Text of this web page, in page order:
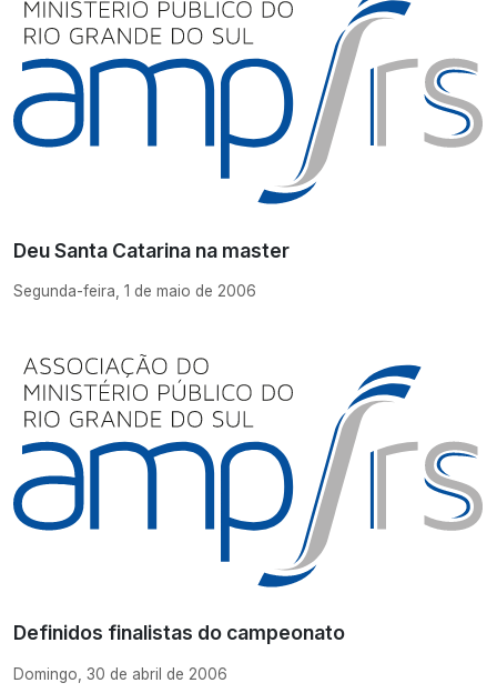
Deu Santa Catarina na master
Segunda-feira, 1 de maio de 2006
Definidos finalistas do campeonato
Domingo, 30 de abril de 2006